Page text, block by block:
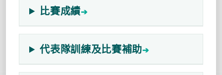
比賽成績
代表隊訓練及比賽補助